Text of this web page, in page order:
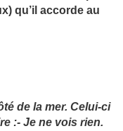
qu’il accorde au
de la mer. Celui-ci
:- Je ne vois rien.